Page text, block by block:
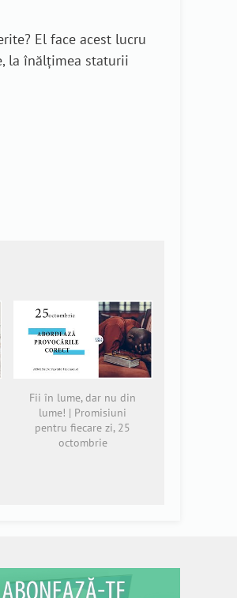
El face acest lucru
la înălţimea staturii
Fii în lume, dar nu din
lume! | Promisiuni
pentru fiecare zi, 25
octombrie